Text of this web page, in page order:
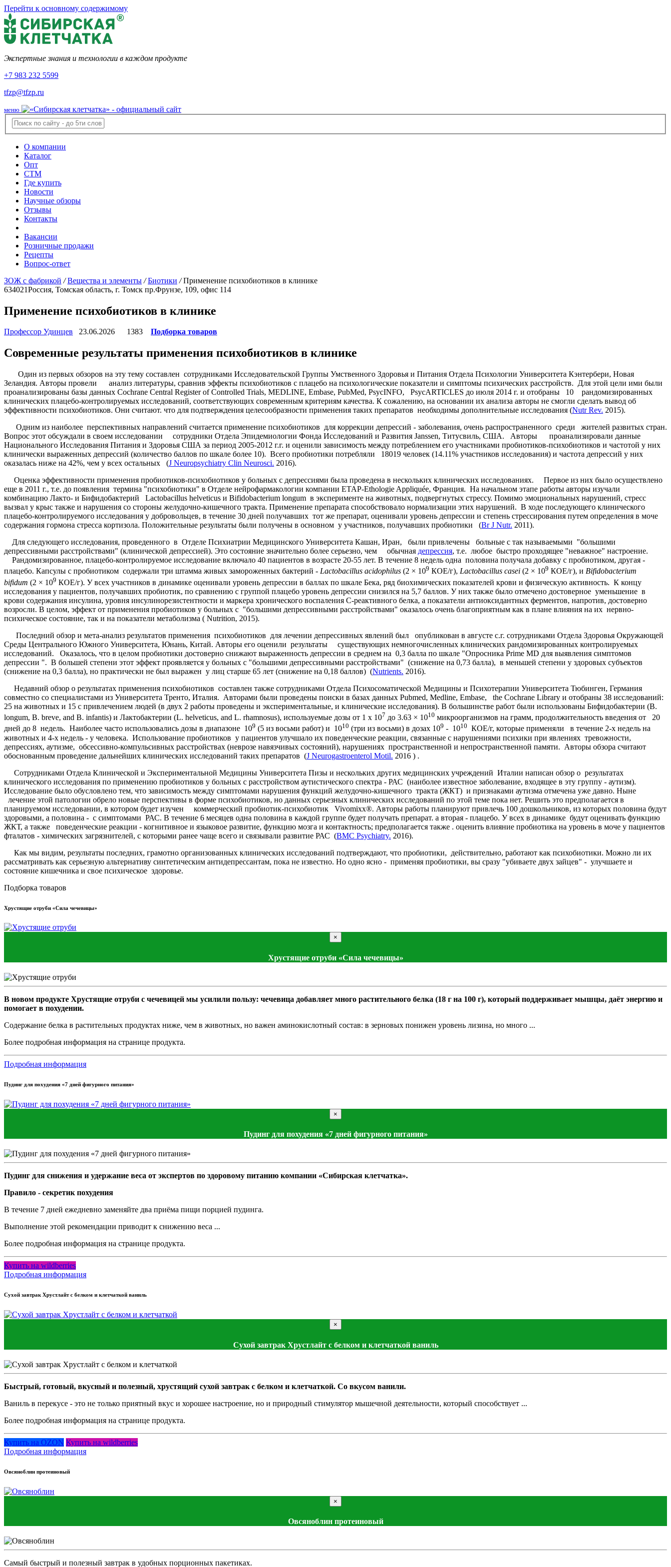
Перейти к основному содержимому
Экспертные знания и технологии в каждом продукте
+7 983 232 5599
tfzp@tfzp.ru
меню
О компании
Каталог
Опт
СТМ
Где купить
Новости
Научные обзоры
Отзывы
Контакты
Вакансии
Розничные продажи
Рецепты
Вопрос-ответ
ЗОЖ с фабрикой / Вещества и элементы / Биотики / Применение психобиотиков в клинике
634021Россия, Томская область, г. Томск пр.Фрунзе, 109, офис 114
Применение психобиотиков в клинике
Профессор Удинцев 23.06.2026 1383 Подборка товаров
Современные результаты применения психобиотиков в клинике
Один из первых обзоров на эту тему составлен сотрудниками Исследовательской Группы Умственного Здоровья и Питания Отдела Психологии Университета Кэнтербери, Новая
Зеландия. Авторы провели анализ литературы, сравнив эффекты психобиотиков с плацебо на психологические показатели и симптомы психических расстройств. Для этой цели ими были
проанализированы базы данных Cochrane Central Register of Controlled Trials, MEDLINE, Embase, PubMed, PsycINFO, PsycARTICLES до июля 2014 г. и отобраны 10 рандомизированных
клинических плацебо-контролируемых исследований, соответствующих современным критериям качества. К сожалению, на основании их анализа авторы не смогли сделать вывод об
эффективности психобиотиков. Они считают. что для подтверждения целесообразности применения таких препаратов необходимы дополнительные исследования (Nutr Rev. 2015).
Одним из наиболее перспективных направлений считается применение психобиотиков для коррекции депрессий - заболевания, очень распространенного среди жителей развитых стран.
Вопрос этот обсуждали в своем исследовании сотрудники Отдела Эпидемиологии Фонда Исследований и Развития Janssen, Титусвиль, США. Авторы проанализировали данные
Национального Исследования Питания и Здоровья США за период 2005-2012 г.г. и оценили зависимость между потреблением его участниками пробиотиков-психобиотиков и частотой у них
клинически выраженных депрессий (количество баллов по шкале более 10). Всего пробиотики потребляли 18019 человек (14.11% участников исследования) и частота депрессий у них
оказалась ниже на 42%, чем у всех остальных (J Neuropsychiatry Clin Neurosci. 2016).
Оценка эффективности применения пробиотиков-психобиотиков у больных с депрессиями была проведена в нескольких клинических исследованиях. Первое из них было осуществлено
еще в 2011 г., т.е. до появления термина "психобиотики" в Отделе нейрофармакологии компании ETAP-Ethologie Appliquée, Франция. На начальном этапе работы авторы изучали
комбинацию Лакто- и Бифидобактерий Lactobacillus helveticus и Bifidobacterium longum в эксперименте на животных, подвергнутых стрессу. Помимо эмоциональных нарушений, стресс
вызвал у крыс также и нарушения со стороны желудочно-кишечного тракта. Применение препарата способствовало нормализации этих нарушений. В ходе последующего клинического
плацебо-контролируемого исследования у добровольцев, в течение 30 дней получавших тот же препарат, оценивали уровень депрессии и степень стрессирования путем определения в моче
содержания гормона стресса кортизола. Положительные результаты были получены в основном у участников, получавших пробиотики (Br J Nutr. 2011).
Для следующего исследования, проведенного в Отделе Психиатрии Медицинского Университета Кашан, Иран, были привлечены больные с так называемыми "большими
депрессивными расстройствами" (клинической депрессией). Это состояние значительно более серьезно, чем обычная депрессия, т.е. любое быстро проходящее "неважное" настроение.
Рандомизированное, плацебо-контролируемое исследование включало 40 пациентов в возрасте 20-55 лет. В течение 8 недель одна половина получала добавку с пробиотиком, другая -
плацебо. Капсулы с пробиотиком содержали три штамма живых замороженных бактерий - Lactobacillus acidophilus (2 × 109 КОЕ/г), Lactobacillus casei (2 × 109 КОЕ/г), и Bifidobacterium
bifidum (2 × 109 КОЕ/г). У всех участников в динамике оценивали уровень депрессии в баллах по шкале Бека, ряд биохимических показателей крови и физическую активность. К концу
исследования у пациентов, получавших пробиотик, по сравнению с группой плацебо уровень депрессии снизился на 5,7 баллов. У них также было отмечено достоверное уменьшение в
крови содержания инсулина, уровня инсулинорезистентности и маркера хронического воспаления С-реактивного белка, а показатели антиоксидантных ферментов, напротив, достоверно
возросли. В целом, эффект от применения пробиотиков у больных с "большими депрессивными расстройствами" оказалось очень благоприятным как в плане влияния на их нервно-
психическое состояние, так и на показатели метаболизма ( Nutrition, 2015).
Последний обзор и мета-анализ результатов применения психобиотиков для лечении депрессивных явлений был опубликован в августе с.г. сотрудниками Отдела Здоровья Окружающей
Среды Центрального Южного Университета, Юнань, Китай. Авторы его оценили результаты существующих немногочисленных клинических рандомизированных контролируемых
исследований. Оказалось, что в целом пробиотики достоверно снижают выраженность депрессии в среднем на 0,3 балла по шкале "Опросника Prime MD для выявления симптомов
депрессии ". В большей степени этот эффект проявляется у больных с "большими депрессивными расстройствами" (снижение на 0,73 балла), в меньшей степени у здоровых субъектов
(снижение на 0,3 балла), но практически не был выражен у лиц старше 65 лет (снижение на 0,18 баллов) (Nutrients. 2016).
Недавний обзор о результатах применения психобиотиков составлен также сотрудниками Отдела Психосоматической Медицины и Психотерапии Университета Тюбинген, Германия
совместно со специалистами из Университета Тренто, Италия. Авторами были проведены поиски в базах данных Pubmed, Medline, Embase, the Cochrane Library и отобраны 38 исследований:
25 на животных и 15 с привлечением людей (в двух 2 работы проведены и экспериментальные, и клинические исследования). В большинстве работ были использованы Бифидобактерии (B.
longum, B. breve, and B. infantis) и Лактобактерии (L. helveticus, and L. rhamnosus), используемые дозы от 1 х 107 до 3.63 × 1010 микроорганизмов на грамм, продолжительность введения от 20
дней до 8 недель. Наиболее часто использовались дозы в диапазоне 109 (5 из восьми работ) и 1010 (три из восьми) в дозах 109 - 1010 КОЕ/г, которые применяли в течение 2-х недель на
животных и 4-х недель - у человека. Использование пробиотиков у пациентов улучшало их поведенческие реакции, связанные с нарушениями психики при явлениях тревожности,
депрессиях, аутизме, обсессивно-компульсивных расстройствах (неврозе навязчивых состояний), нарушениях пространственной и непространственной памяти. Авторы обзора считают
обоснованным проведение дальнейших клинических исследований таких препаратов (J Neurogastroenterol Motil. 2016 ) .
Сотрудниками Отдела Клинической и Экспериментальной Медицины Университета Пизы и нескольких других медицинских учреждений Италии написан обзор о результатах
клинического исследования по применению пробиотиков у больных с расстройством аутистического спектра - РАС (наиболее известное заболевание, входящее в эту группу - аутизм).
Исследование было обусловлено тем, что зависимость между симптомами нарушения функций желудочно-кишечного тракта (ЖКТ) и признаками аутизма отмечена уже давно. Ныне
лечение этой патологии обрело новые перспективы в форме психобиотиков, но данных серьезных клинических исследований по этой теме пока нет. Решить это предполагается в
планируемом исследовании, в котором будет изучен коммерческий пробиотик-психобиотик Vivomixx®. Авторы работы планируют привлечь 100 дошкольников, из которых половина будут
здоровыми, а половина - с симптомами РАС. В течение 6 месяцев одна половина в каждой группе будет получать препарат. а вторая - плацебо. У всех в динамике будут оценивать функцию
ЖКТ, а также поведенческие реакции - когнитивное и языковое развитие, функцию мозга и контактность; предполагается также . оценить влияние пробиотика на уровень в моче у пациентов
фталатов - химических загрязнителей, с которыми ранее чаще всего и связывали развитие РАС (BMC Psychiatry. 2016).
Как мы видим, результаты последних, грамотно организованных клинических исследований подтверждают, что пробиотики, действительно, работают как психобиотики. Можно ли их
рассматривать как серьезную альтернативу синтетическим антидепрессантам, пока не известно. Но одно ясно - применяя пробиотики, вы сразу "убиваете двух зайцев" - улучшаете и
состояние кишечника и свое психическое здоровье.
Подборка товаров
Хрустящие отруби «Сила чечевицы»
×
Хрустящие отруби «Сила чечевицы»
В новом продукте Хрустящие отруби с чечевицей мы усилили пользу: чечевица добавляет много растительного белка (18 г на 100 г), который поддерживает мышцы, даёт энергию и
помогает в похудении.
Содержание белка в растительных продуктах ниже, чем в животных, но важен аминокислотный состав: в зерновых понижен уровень лизина, но много ...
Более подробная информация на странице продукта.
Подробная информация
Пудинг для похудения «7 дней фигурного питания»
×
Пудинг для похудения «7 дней фигурного питания»
Пудинг для снижения и удержание веса от экспертов по здоровому питанию компании «Сибирская клетчатка».
Правило - секретик похудения
В течение 7 дней ежедневно заменяйте два приёма пищи порцией пудинга.
Выполнение этой рекомендации приводит к снижению веса ...
Более подробная информация на странице продукта.
Купить на wildberries
Подробная информация
Сухой завтрак Хрустлайт с белком и клетчаткой ваниль
×
Сухой завтрак Хрустлайт с белком и клетчаткой ваниль
Быстрый, готовый, вкусный и полезный, хрустящий сухой завтрак с белком и клетчаткой. Со вкусом ванили.
Ваниль в перекусе - это не только приятный вкус и хорошее настроение, но и природный стимулятор мышечной деятельности, который способствует ...
Более подробная информация на странице продукта.
Купить на OZON Купить на wildberries
Подробная информация
Овсяноблин протеиновый
×
Овсяноблин протеиновый
Самый быстрый и полезный завтрак в удобных порционных пакетиках.